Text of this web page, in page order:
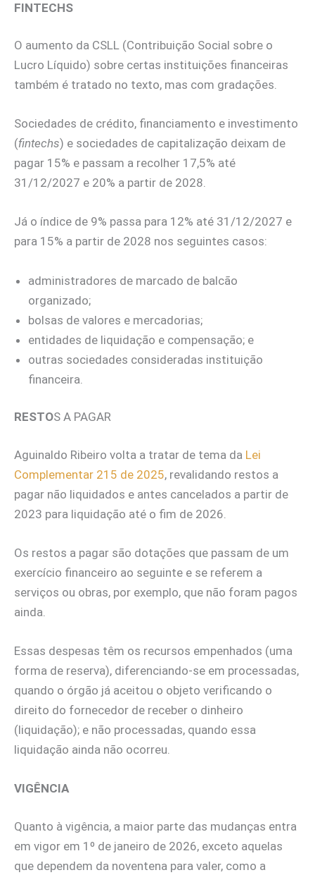
FINTECHS
O aumento da CSLL (Contribuição Social sobre o
Lucro Líquido) sobre certas instituições financeiras
também é tratado no texto, mas com gradações.
Sociedades de crédito, financiamento e investimento
(fintechs) e sociedades de capitalização deixam de
pagar 15% e passam a recolher 17,5% até
31/12/2027 e 20% a partir de 2028.
Já o índice de 9% passa para 12% até 31/12/2027 e
para 15% a partir de 2028 nos seguintes casos:
administradores de marcado de balcão
organizado;
bolsas de valores e mercadorias;
entidades de liquidação e compensação; e
outras sociedades consideradas instituição
financeira.
RESTOS A PAGAR
Aguinaldo Ribeiro volta a tratar de tema da Lei
Complementar 215 de 2025, revalidando restos a
pagar não liquidados e antes cancelados a partir de
2023 para liquidação até o fim de 2026.
Os restos a pagar são dotações que passam de um
exercício financeiro ao seguinte e se referem a
serviços ou obras, por exemplo, que não foram pagos
ainda.
Essas despesas têm os recursos empenhados (uma
forma de reserva), diferenciando-se em processadas,
quando o órgão já aceitou o objeto verificando o
direito do fornecedor de receber o dinheiro
(liquidação); e não processadas, quando essa
liquidação ainda não ocorreu.
VIGÊNCIA
Quanto à vigência, a maior parte das mudanças entra
em vigor em 1º de janeiro de 2026, exceto aquelas
que dependem da noventena para valer, como a